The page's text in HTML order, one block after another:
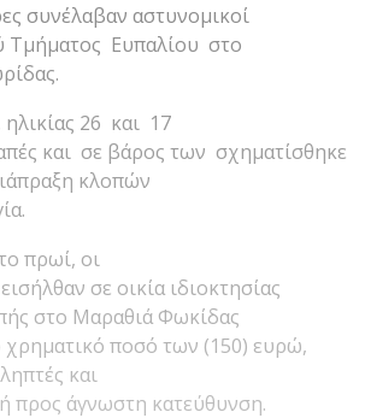
συνέλαβαν αστυνομικοί
Τμήματος Ευπαλίου στο
26 και 17
και σε βάρος των σχηματίσθηκε
κλοπών
πρωί, οι
σε οικία ιδιοκτησίας
στο Μαραθιά Φωκίδας
χρηματικό ποσό των (150) ευρώ,
και
προς άγνωστη κατεύθυνση.